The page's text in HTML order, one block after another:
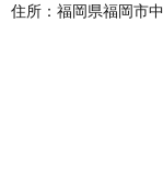
住所：福岡県福岡市